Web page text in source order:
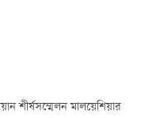
শীর্ষসম্মেলন মালয়েশিয়ার